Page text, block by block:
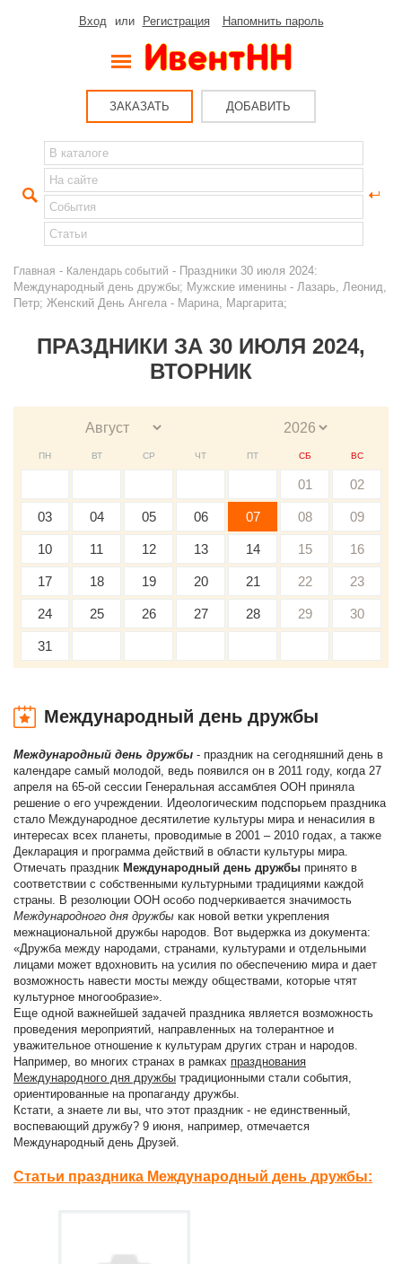
Вход или Регистрация Напомнить пароль
ЗАКАЗАТЬ ДОБАВИТЬ
Главная - Календарь событий - Праздники 30 июля 2024:
Международный день дружбы; Мужские именины - Лазарь, Леонид,
Петр; Женский День Ангела - Марина, Маргарита;
ПРАЗДНИКИ ЗА 30 ИЮЛЯ 2024,
ВТОРНИК
ПН ВТ СР ЧТ ПТ СБ ВС
01 02
03 04 05 06 07 08 09
10 11 12 13 14 15 16
17 18 19 20 21 22 23
24 25 26 27 28 29 30
31
Международный день дружбы
Международный день дружбы - праздник на сегодняшний день в
календаре самый молодой, ведь появился он в 2011 году, когда 27
апреля на 65-ой сессии Генеральная ассамблея ООН приняла
решение о его учреждении. Идеологическим подспорьем праздника
стало Международное десятилетие культуры мира и ненасилия в
интересах всех планеты, проводимые в 2001 – 2010 годах, а также
Декларация и программа действий в области культуры мира.
Отмечать праздник Международный день дружбы принято в
соответствии с собственными культурными традициями каждой
страны. В резолюции ООН особо подчеркивается значимость
Международного дня дружбы как новой ветки укрепления
межнациональной дружбы народов. Вот выдержка из документа:
«Дружба между народами, странами, культурами и отдельными
лицами может вдохновить на усилия по обеспечению мира и дает
возможность навести мосты между обществами, которые чтят
культурное многообразие».
Еще одной важнейшей задачей праздника является возможность
проведения мероприятий, направленных на толерантное и
уважительное отношение к культурам других стран и народов.
Например, во многих странах в рамках празднования
Международного дня дружбы традиционными стали события,
ориентированные на пропаганду дружбы.
Кстати, а знаете ли вы, что этот праздник - не единственный,
воспевающий дружбу? 9 июня, например, отмечается
Международный день Друзей.
Статьи праздника Международный день дружбы: